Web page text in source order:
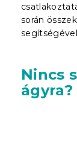
során
Nincs
ágyra?